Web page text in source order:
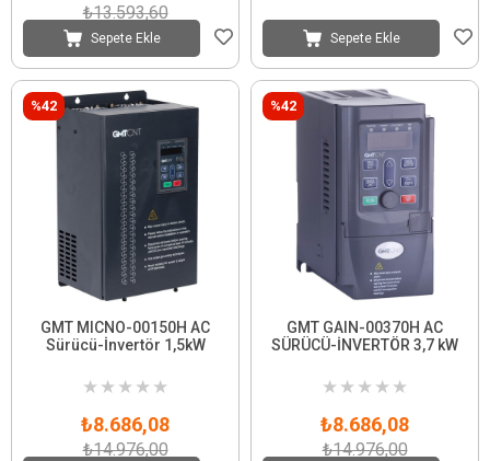
₺13.593,60
Sepete Ekle Sepete Ekle
GMT MICNO-00150H AC
Sürücü-İnvertör 1,5kW
★ ★ ★ ★ ★
₺8.686,08
₺14.976,00
%42
GMT GAIN-00370H AC
SÜRÜCÜ-İNVERTÖR 3,7 kW
★ ★ ★ ★ ★
₺8.686,08
₺14.976,00
%42